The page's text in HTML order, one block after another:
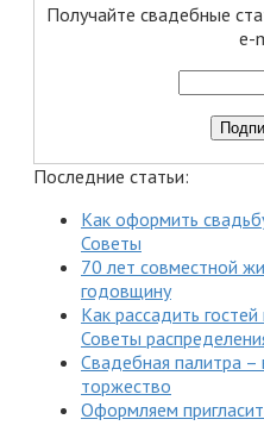
Получайте свадебные
e-
Последние статьи:
Как оформить
Советы
70 лет совместной
годовщину
Как рассадить
Советы
Свадебная палитра –
торжество
Оформляем